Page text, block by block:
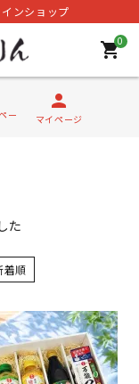
ンショップ
0
shopping_cart
ー
person
マイページ
た
着順